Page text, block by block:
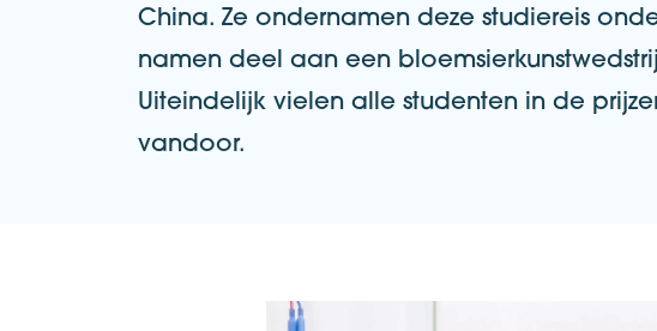
China. Ze ondernamen deze studiereis
namen deel aan een
Uiteindelijk vielen alle studenten in de
vandoor.